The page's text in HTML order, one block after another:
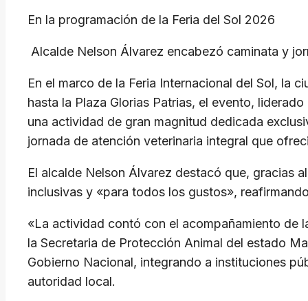
En la programación de la ​Feria del Sol 2026
Alcalde Nelson Álvarez encabezó caminata y
En el marco de la Feria Internacional del Sol, la
hasta la Plaza Glorias Patrias, el evento,
una actividad de gran magnitud dedicada
jornada de atención veterinaria integral que
El alcalde Nelson Álvarez destacó que, gracias
inclusivas y «para todos los gustos»,
«​La actividad contó con el acompañamiento de
la Secretaria de Protección Animal del estado
Gobierno Nacional, integrando a instituciones
autoridad local.